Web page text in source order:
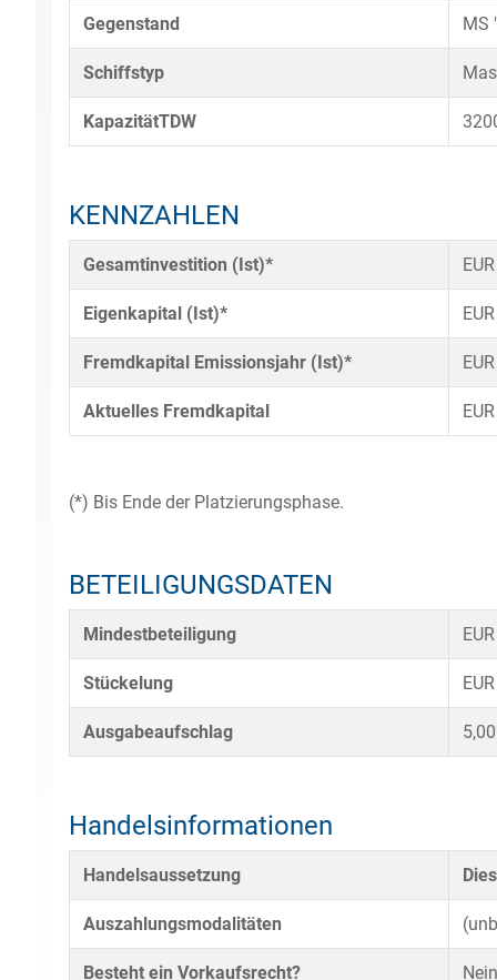
Gegenstand MS
Schiffstyp
KapazitätTDW
KENNZAHLEN
Gesamtinvestition (Ist)*
Eigenkapital (Ist)*
Fremdkapital Emissionsjahr (Ist)*
Aktuelles Fremdkapital
(*) Bis Ende der Platzierungsphase.
BETEILIGUNGSDATEN
Mindestbeteiligung
Stückelung
Ausgabeaufschlag
Handelsinformationen
Handelsaussetzung
Auszahlungsmodalitäten
Besteht ein Vorkaufsrecht? Nein